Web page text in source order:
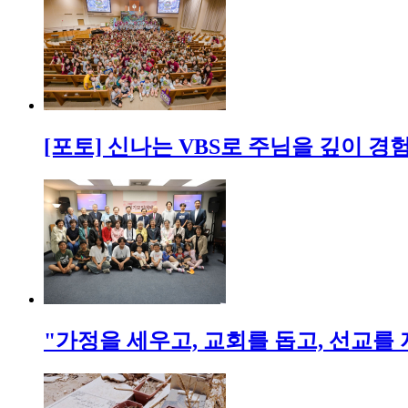
[포토] 신나는 VBS로 주님을 깊이 경
"가정을 세우고, 교회를 돕고, 선교를